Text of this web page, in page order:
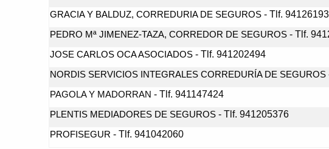
GRACIA Y BALDUZ, CORREDURIA DE SEGUROS- Tlf.
PEDRO Mª JIMENEZ-TAZA, CORREDOR DE SEGUROS- Tlf.
JOSE CARLOS OCA ASOCIADOS- Tlf. 941202494
NORDIS SERVICIOS INTEGRALES CORREDURÍA DE SEGUROS
PAGOLA Y MADORRAN - Tlf. 941147424
PLENTIS MEDIADORES DE SEGUROS- Tlf. 941205376
PROFISEGUR - Tlf. 941042060